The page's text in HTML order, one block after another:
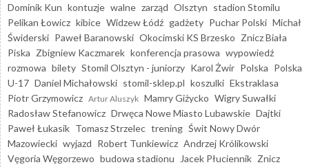
Dominik Kun kontuzje walne zarząd Olsztyn stadion Stomilu
Pelikan Łowicz kibice Widzew Łódź gadżety Puchar Polski Michał
Świderski Paweł Baranowski Okocimski KS Brzesko Znicz Biała
Piska Zbigniew Kaczmarek konferencja prasowa wypowiedź
rozmowa bilety Stomil Olsztyn - juniorzy Karol Żwir Polska Polska
U-17 Daniel Michałowski stomil-sklep.pl koszulki Ekstraklasa
Piotr Grzymowicz Artur Aluszyk Mamry Giżycko Wigry Suwałki
Radosław Stefanowicz Drwęca Nowe Miasto Lubawskie Dajtki
Paweł Łukasik Tomasz Strzelec trening Świt Nowy Dwór
Mazowiecki wyjazd Robert Tunkiewicz Andrzej Królikowski
Vęgoria Węgorzewo budowa stadionu Jacek Płuciennik Znicz